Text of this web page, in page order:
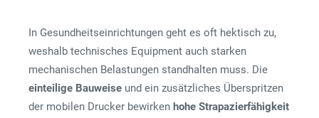
In Gesundheitseinrichtungen geht es oft hektisch zu,
weshalb technisches Equipment auch starken
mechanischen Belastungen standhalten muss. Die
einteilige Bauweise und ein zusätzliches Überspritzen
der mobilen Drucker bewirken hohe Strapazierfähigkeit